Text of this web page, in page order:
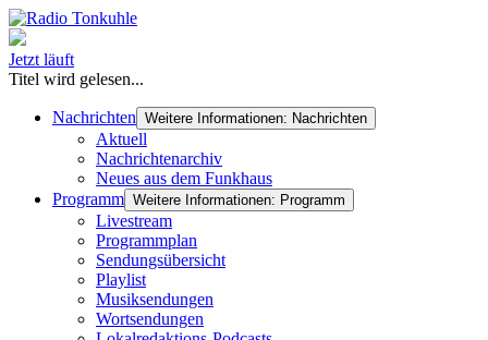
Jetzt läuft
Titel wird gelesen...
Nachrichten Weitere Informationen: Nachrichten
Aktuell
Nachrichtenarchiv
Neues aus dem Funkhaus
Programm Weitere Informationen: Programm
Livestream
Programmplan
Sendungsübersicht
Playlist
Musiksendungen
Wortsendungen